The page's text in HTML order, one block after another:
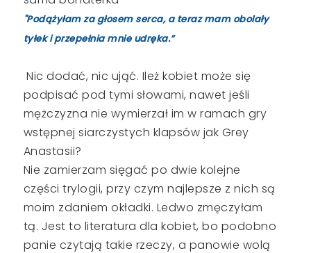
"Podążyłam za głosem serca, a teraz mam obolały
tyłek i przepełnia mnie udręka.”
Nic dodać, nic ująć. Ileż kobiet może się
podpisać pod tymi słowami, nawet jeśli
mężczyzna nie wymierzał im w ramach gry
wstępnej siarczystych klapsów jak Grey
Anastasii?
Nie zamierzam sięgać po dwie kolejne
części trylogii, przy czym najlepsze z nich są
moim zdaniem okładki. Ledwo zmęczyłam
tą. Jest to literatura dla kobiet, bo podobno
panie czytają takie rzeczy, a panowie wolą